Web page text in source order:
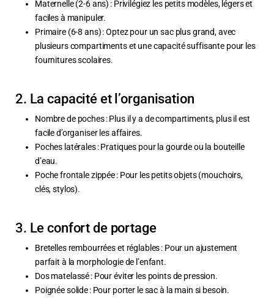
Maternelle (2-6 ans) : Privilégiez les petits modèles, légers et
faciles à manipuler.
Primaire (6-8 ans) : Optez pour un sac plus grand, avec
plusieurs compartiments et une capacité suffisante pour les
fournitures scolaires.
2. La capacité et l’organisation
Nombre de poches : Plus il y a de compartiments, plus il est
facile d’organiser les affaires.
Poches latérales : Pratiques pour la gourde ou la bouteille
d’eau.
Poche frontale zippée : Pour les petits objets (mouchoirs,
clés, stylos).
3. Le confort de portage
Bretelles rembourrées et réglables : Pour un ajustement
parfait à la morphologie de l’enfant.
Dos matelassé : Pour éviter les points de pression.
Poignée solide : Pour porter le sac à la main si besoin.